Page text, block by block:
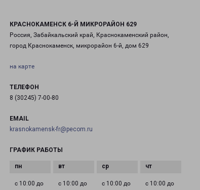
КРАСНОКАМЕНСК 6-Й МИКРОРАЙОН 629
Россия, Забайкальский край, Краснокаменский район,
город Краснокаменск, микрорайон 6-й, дом 629
на карте
ТЕЛЕФОН
8 (30245) 7-00-80
EMAIL
krasnokamensk-fr@pecom.ru
ГРАФИК РАБОТЫ
с 10:00 до
с 10:00 до
с 10:00 до
с 10:00 до